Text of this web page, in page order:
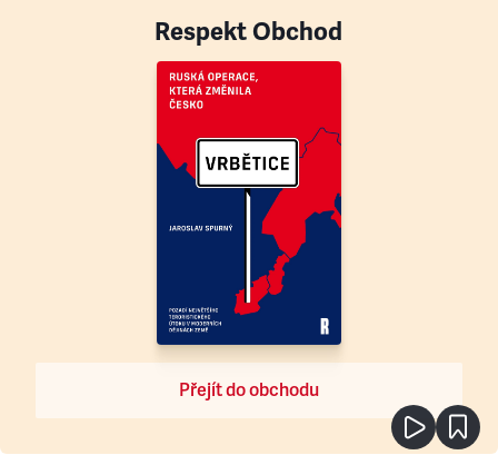
Respekt Obchod
Přejít do obchodu